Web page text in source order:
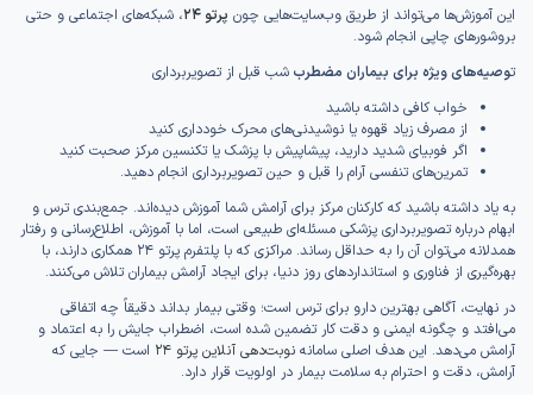
این آموزش‌ها می‌تواند از طریق وب‌سایت‌هایی چون پرتو ۲۴
، شبکه‌های اجتماعی و حتی
بروشورهای چاپی انجام شود.
توصیه‌های ویژه برای بیماران مضطرب شب قبل از تصویربرداری
خواب کافی داشته باشید
از مصرف زیاد قهوه یا نوشیدنی‌های محرک خودداری کنید
اگر فوبیای شدید دارید، پیشاپیش با پزشک یا تکنسین مرکز صحبت کنید
تمرین‌های تنفسی آرام را قبل و حین تصویربرداری انجام دهید.
به یاد داشته باشید که کارکنان مرکز برای آرامش شما آموزش دیده‌اند. جمع‌بندی ترس و
ابهام درباره تصویربرداری پزشکی مسئله‌ای طبیعی است، اما با آموزش، اطلاع‌رسانی و رفتار
همدلانه می‌توان آن را به حداقل رساند. مراکزی که با پلتفرم پرتو ۲۴ همکاری دارند، با
بهره‌گیری از فناوری و استانداردهای روز دنیا، برای ایجاد آرامش بیماران تلاش می‌کنند.
در نهایت، آگاهی بهترین دارو برای ترس است؛ وقتی بیمار بداند دقیقاً چه اتفاقی
می‌افتد و چگونه ایمنی و دقت کار تضمین شده است، اضطراب جایش را به اعتماد و
آرامش می‌دهد. این هدف اصلی سامانه نوبت‌دهی آنلاین پرتو ۲۴
است — جایی که
آرامش، دقت و احترام به سلامت بیمار در اولویت قرار دارد.